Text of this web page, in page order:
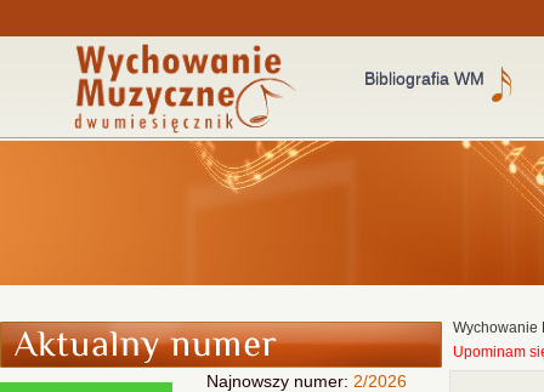
Bibliografia WM
Najnowszy numer: 2/2026
Wychowanie
Upominam